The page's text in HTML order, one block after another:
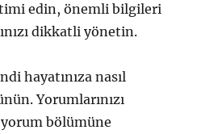
edin, önemli bilgileri
dikkatli yönetin.
hayatınıza nasıl
Yorumlarınızı
bölümüne